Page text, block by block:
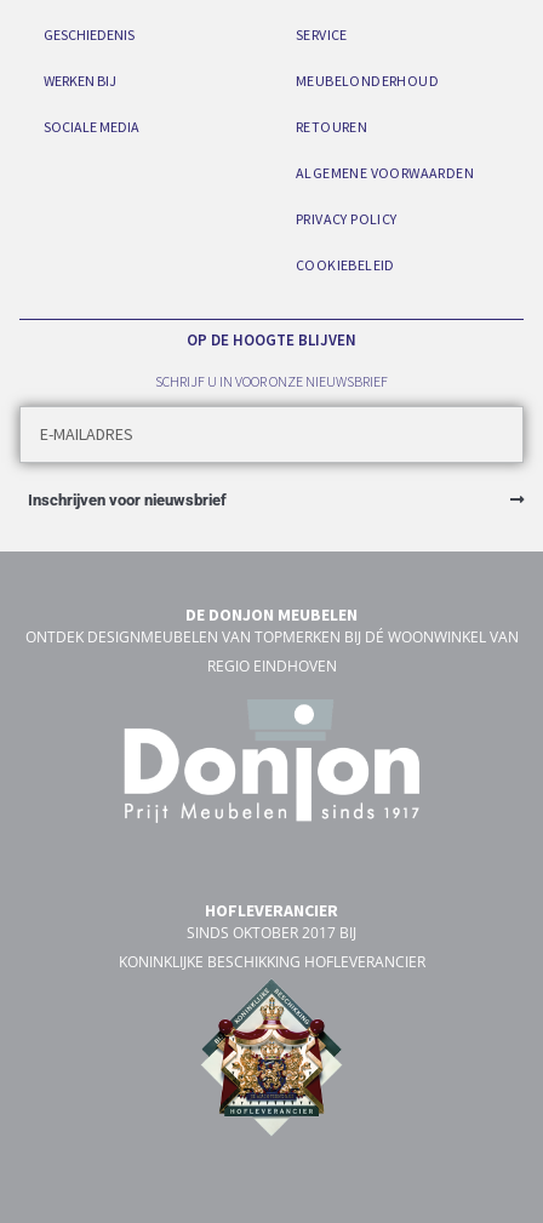
GESCHIEDENIS
WERKEN BIJ
SOCIALE MEDIA
SERVICE
MEUBELONDERHOUD
RETOUREN
ALGEMENE VOORWAARDEN
PRIVACY POLICY
COOKIEBELEID
OP DE HOOGTE BLIJVEN
SCHRIJF U IN VOOR ONZE NIEUWSBRIEF
Inschrijven voor nieuwsbrief
DE DONJON MEUBELEN
ONTDEK DESIGNMEUBELEN VAN TOPMERKEN BIJ DÉ WOONWINKEL VAN
REGIO EINDHOVEN
HOFLEVERANCIER
SINDS OKTOBER 2017 BIJ
KONINKLIJKE BESCHIKKING HOFLEVERANCIER